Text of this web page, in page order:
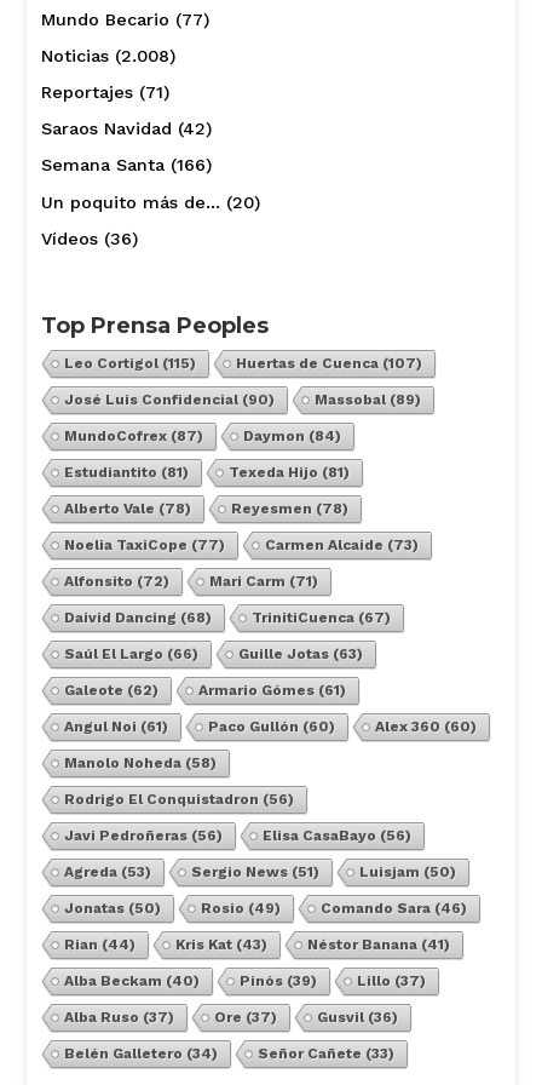
Mundo Becario (77)
Noticias(2.008)
Reportajes(71)
Saraos Navidad (42)
Semana Santa(166)
Un poquito más de… (20)
Vídeos(36)
Top Prensa Peoples
Leo Cortigol(115) Huertas de Cuenca(107)
José Luis Confidencial(90) Massobal(89)
MundoCofrex(87) Daymon (84)
Estudiantito (81) Texeda Hijo (81)
Alberto Vale (78) Reyesmen (78)
Noelia TaxiCope (77) Carmen Alcaide (73)
Alfonsito (72) Mari Carm (71)
Daivid Dancing (68) TrinitiCuenca(67)
Saúl El Largo (66) Guille Jotas(63)
Galeote (62) Armario Gómes(61)
Angul Noi (61) Paco Gullón (60) Alex 360 (60)
Manolo Noheda(58)
Rodrigo El Conquistadron (56)
Javi Pedroñeras(56) Elisa CasaBayo (56)
Agreda(53) Sergio News(51) Luisjam (50)
Jonatas(50) Rosio (49) Comando Sara(46)
Rian (44) Kris Kat(43) Néstor Banana(41)
Alba Beckam (40) Pinós(39) Lillo (37)
Alba Ruso (37) Ore (37) Gusvil(36)
Belén Galletero (34) Señor Cañete (33)